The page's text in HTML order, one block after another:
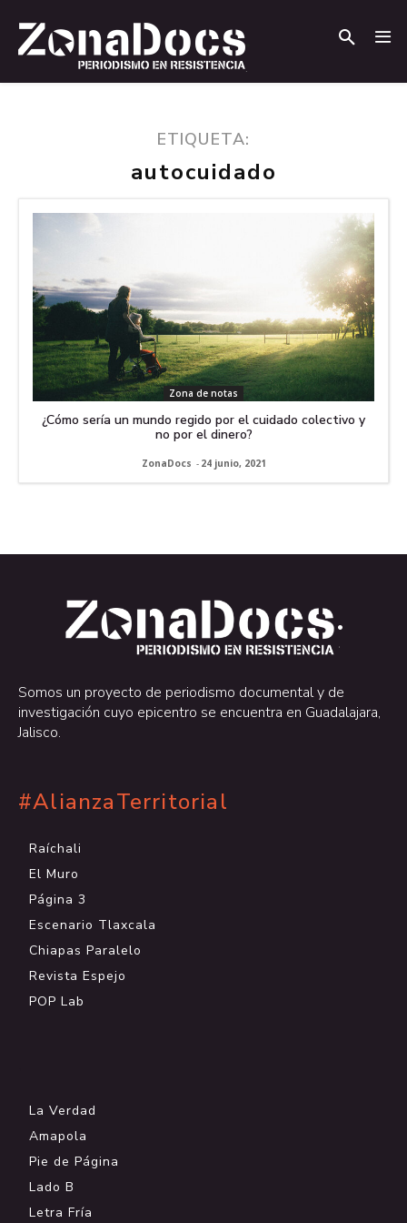
ETIQUETA:
autocuidado
Zona de notas
¿Cómo sería un mundo regido por el cuidado colectivo y
no por el dinero?
ZonaDocs - 24 junio, 2021
.
.
Somos un proyecto de periodismo documental y de
investigación cuyo epicentro se encuentra en Guadalajara,
Jalisco.
#AlianzaTerritorial
Raíchali
El Muro
Página 3
Escenario Tlaxcala
Chiapas Paralelo
Revista Espejo
POP Lab
La Verdad
Amapola
Pie de Página
Lado B
Letra Fría